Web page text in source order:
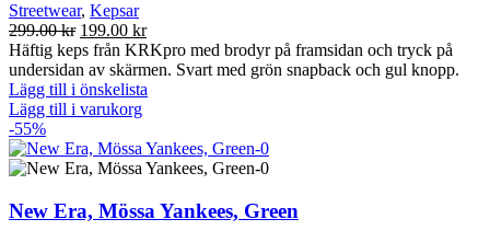
Streetwear, Kepsar
299.00kr Det
ursprungliga
priset
var:
299.00 kr.
199.00 krDet
nuvarande
priset
är:
Häftig keps från KRKpro med brodyr på framsidan och tryck på
undersidan av skärmen. Svart med grön snapback och gul knopp.
Lägg till i önskelista
Lägg till i varukorg
-55%
New Era, Mössa Yankees, Green